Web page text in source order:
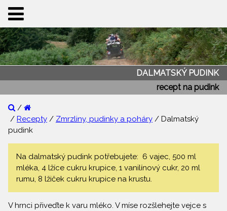
DALMATSKÝ PUDINK
recept na pudink
/
/ Recepty / Zmrzliny, pudinky a poháry / Dalmatský
pudink
Na dalmatský pudink potřebujete: 6 vajec, 500 ml
mléka, 4 lžíce cukru krupice, 1 vanilínový cukr, 20 ml
rumu, 8 lžiček cukru krupice na krustu.
V hrnci přiveďte k varu mléko. V míse rozšlehejte vejce s